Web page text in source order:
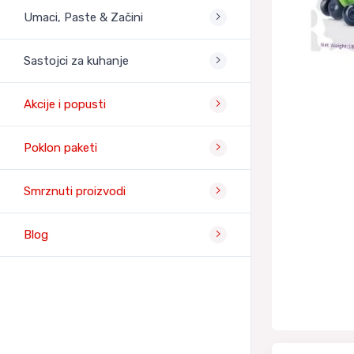
Umaci, Paste & Začini
Sastojci za kuhanje
Akcije i popusti
Poklon paketi
Smrznuti proizvodi
Blog